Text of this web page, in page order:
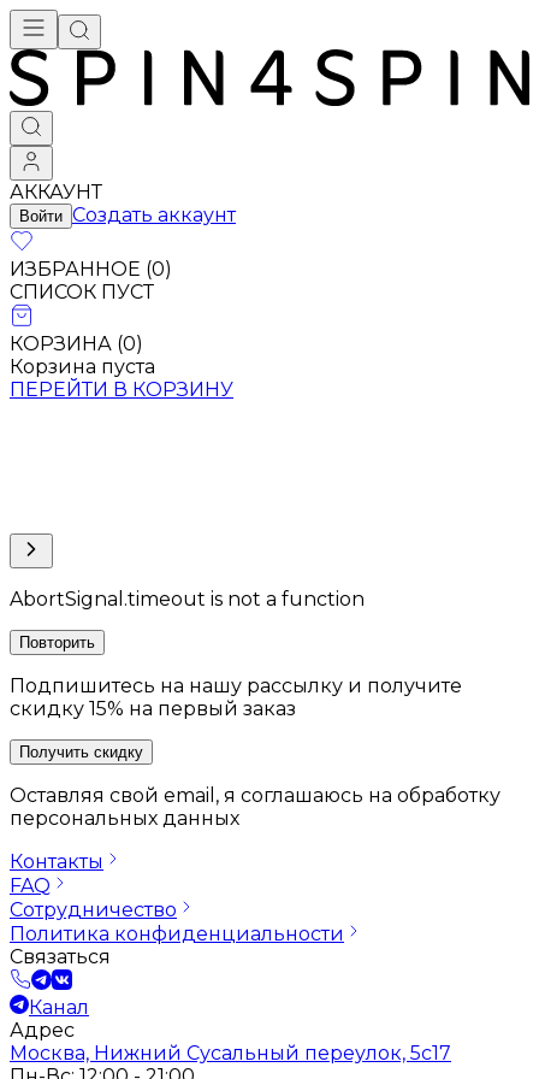
АККАУНТ
Войти Создать аккаунт
ИЗБРАННОЕ (0)
СПИСОК ПУСТ
КОРЗИНА (0)
Корзина пуста
ПЕРЕЙТИ В КОРЗИНУ
AbortSignal.timeout is not a function
Повторить
Подпишитесь на нашу рассылку и получите
скидку 15% на первый заказ
Получить скидку
Оставляя свой email, я соглашаюсь на обработку
персональных данных
Контакты
FAQ
Сотрудничество
Политика конфиденциальности
Связаться
Канал
Адрес
Москва, Нижний Сусальный переулок, 5с17